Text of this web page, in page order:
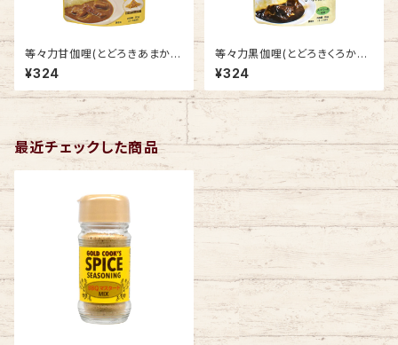
等々力甘伽哩(とどろきあまかり
ー) 上品な甘口 80g (３～４皿
分)
¥324
等々力黒伽哩(とどろきくろかり
ー) スパイシーな中辛80g (３～
４皿分)
¥324
最近チェックした商品